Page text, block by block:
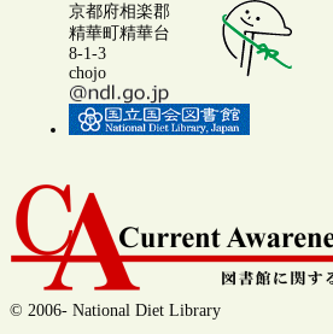
京都府相楽郡
精華町精華台
8-1-3
chojo
© 2006- National Diet Library